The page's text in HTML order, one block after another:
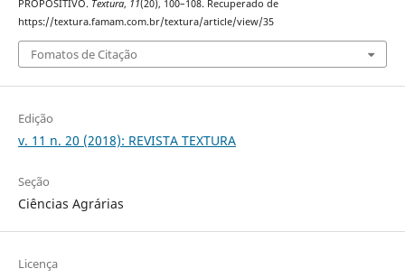
PROPOSITIVO. Textura, 11(20), 100–108. Recuperado de
https://textura.famam.com.br/textura/article/view/35
Fomatos de Citação
Edição
v. 11 n. 20 (2018): REVISTA TEXTURA
Seção
Ciências Agrárias
Licença